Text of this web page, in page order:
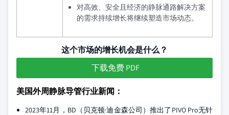
对高效、安全且经济的静脉通路解决方案
的需求持续增长将继续塑造市场动态。
这个市场的增长机会是什么？
下载免费 PDF
美国外周静脉导管行业新闻：
2023年11月，BD（贝克顿·迪金森公司）推出了PIVO Pro无针